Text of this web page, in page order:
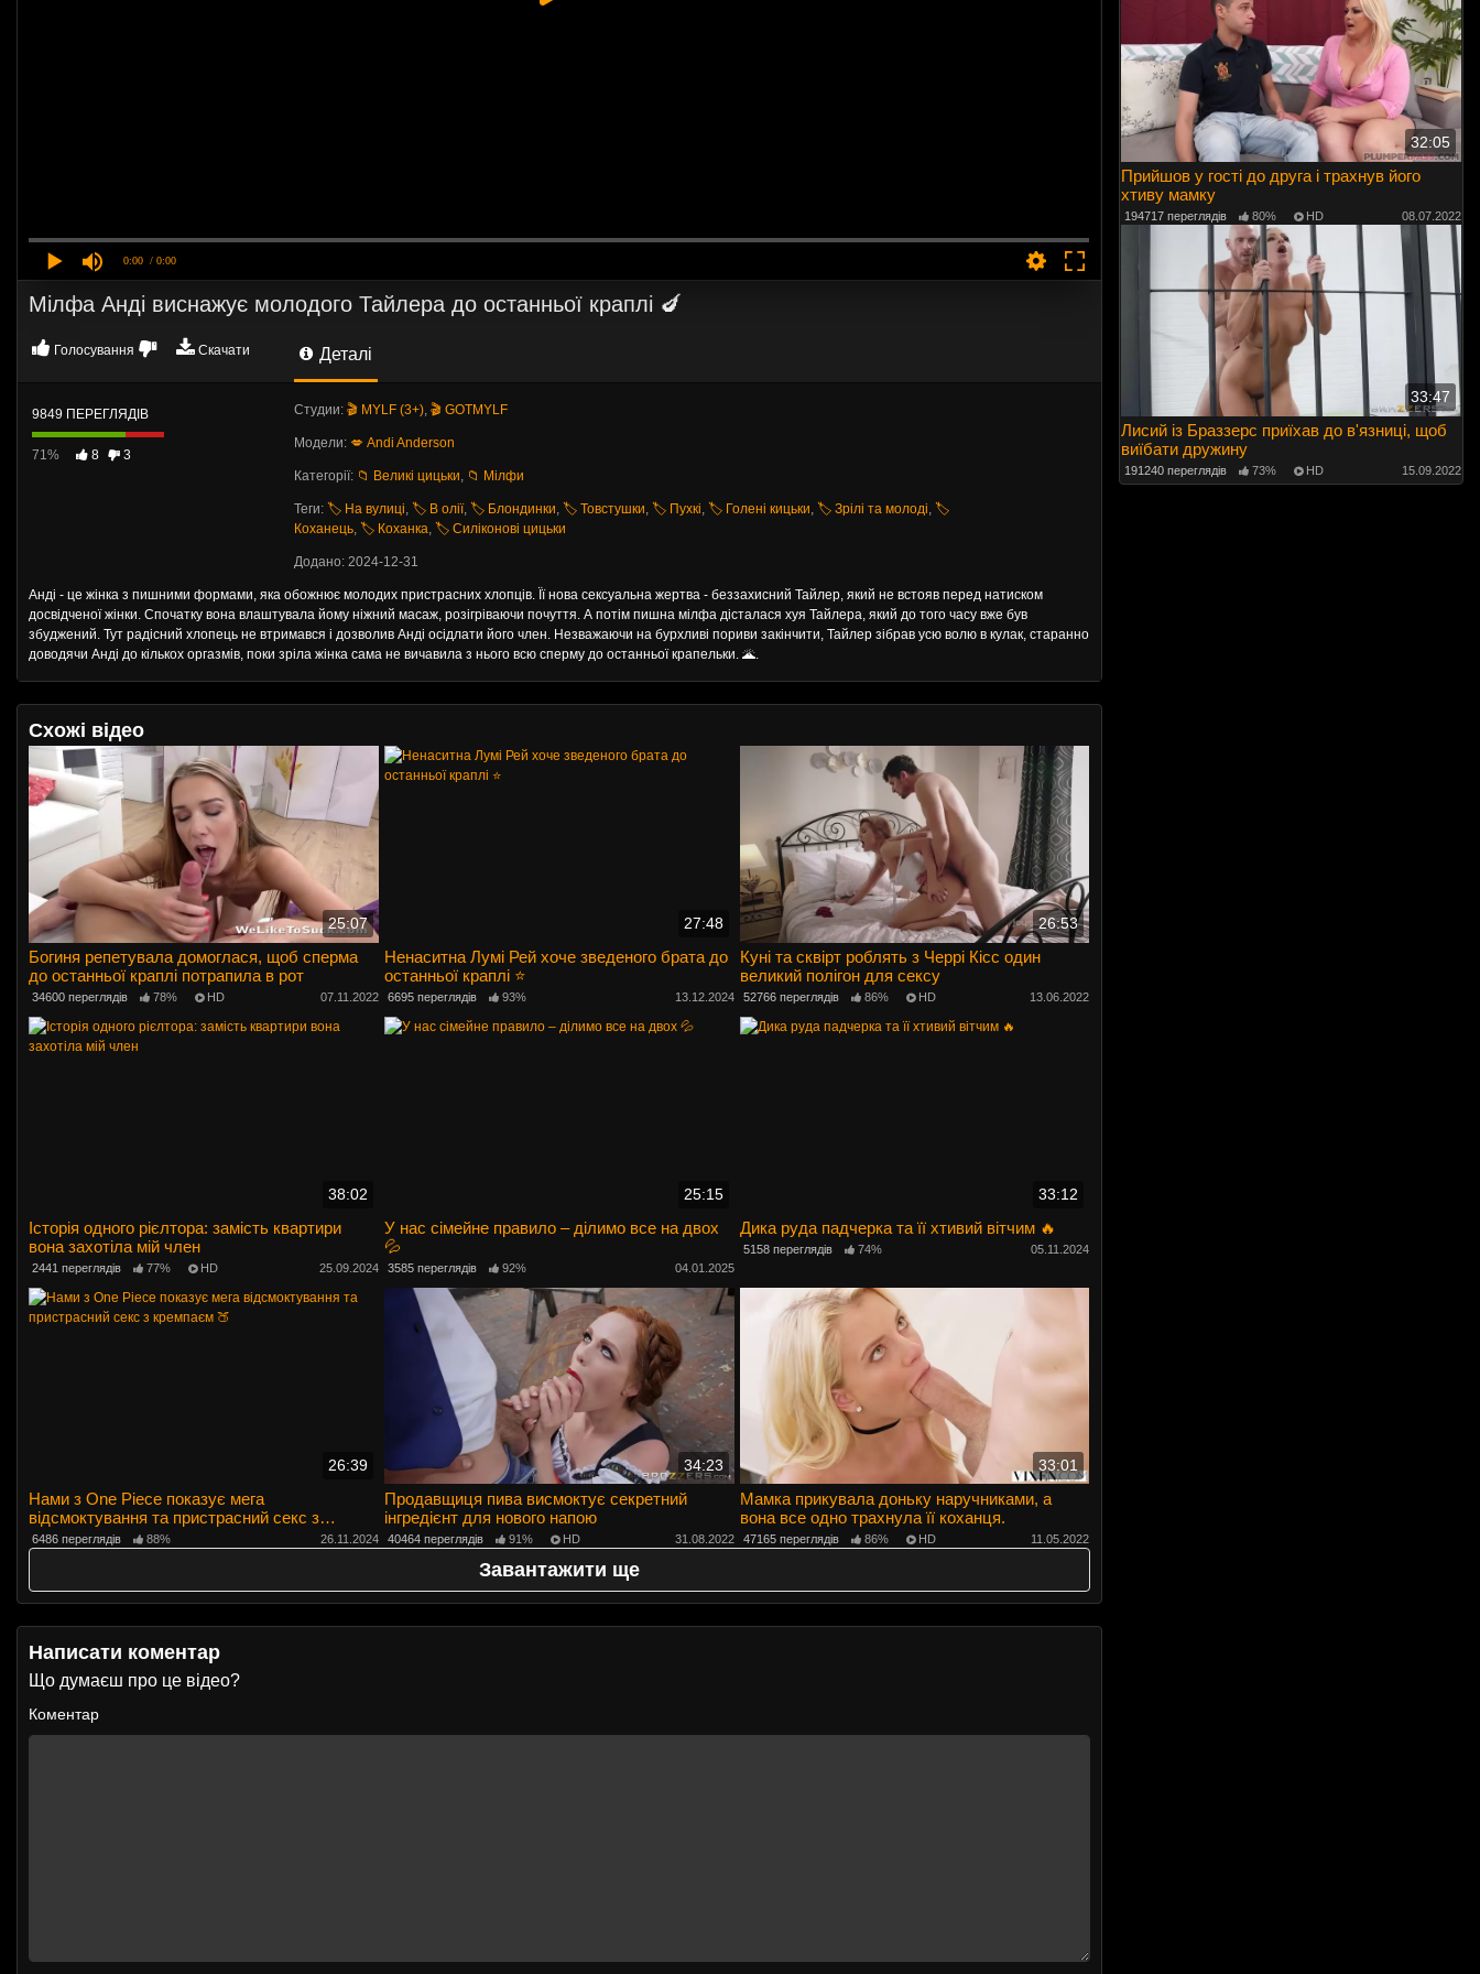
0:00 / 0:00
Мілфа Анді виснажує молодого Тайлера до останньої краплі 🍆
Голосування Скачати Деталі
9849 ПЕРЕГЛЯДІВ
71% 8 3
Студии: 🎬 MYLF (3+), 🎬 GOTMYLF
Модели: 💋 Andi Anderson
Категорії: 📁 Великі цицьки, 📁 Мілфи
Теги: 🏷️ На вулиці, 🏷️ В олії, 🏷️ Блондинки, 🏷️ Товстушки, 🏷️ Пухкі, 🏷️ Голені кицьки, 🏷️ Зрілі та молоді, 🏷️
Коханець, 🏷️ Коханка, 🏷️ Силіконові цицьки
Додано: 2024-12-31
Анді - це жінка з пишними формами, яка обожнює молодих пристрасних хлопців. Її нова сексуальна жертва - беззахисний Тайлер, який не встояв перед натиском
досвідченої жінки. Спочатку вона влаштувала йому ніжний масаж, розігріваючи почуття. А потім пишна мілфа дісталася хуя Тайлера, який до того часу вже був
збуджений. Тут радісний хлопець не втримався і дозволив Анді осідлати його член. Незважаючи на бурхливі пориви закінчити, Тайлер зібрав усю волю в кулак, старанно
доводячи Анді до кількох оргазмів, поки зріла жінка сама не вичавила з нього всю сперму до останньої крапельки. 🌋.
Схожі відео
25:07
Богиня репетувала домоглася, щоб сперма
до останньої краплі потрапила в рот
34600 переглядів 78% HD 07.11.2022
27:48
Ненаситна Лумі Рей хоче зведеного брата до
останньої краплі ⭐
6695 переглядів 93% 13.12.2024
26:53
Куні та сквірт роблять з Черрі Кісс один
великий полігон для сексу
52766 переглядів 86% HD 13.06.2022
38:02
Історія одного рієлтора: замість квартири
вона захотіла мій член
2441 переглядів 77% HD 25.09.2024
25:15
У нас сімейне правило – ділимо все на двох
💦
3585 переглядів 92% 04.01.2025
33:12
Дика руда падчерка та її хтивий вітчим 🔥
5158 переглядів 74% 05.11.2024
26:39
Нами з One Piece показує мега
відсмоктування та пристрасний секс з
кремпаєм 🍑
6486 переглядів 88% 26.11.2024
34:23
Продавщиця пива висмоктує секретний
інгредієнт для нового напою
40464 переглядів 91% HD 31.08.2022
33:01
Мамка прикувала доньку наручниками, а
вона все одно трахнула її коханця.
47165 переглядів 86% HD 11.05.2022
Завантажити ще
Написати коментар
Що думаєш про це відео?
Коментар
32:05
Прийшов у гості до друга і трахнув його
хтиву мамку
194717 переглядів 80% HD 08.07.2022
33:47
Лисий із Браззерс приїхав до в'язниці, щоб
виїбати дружину
191240 переглядів 73% HD 15.09.2022